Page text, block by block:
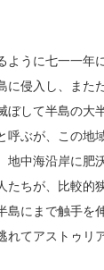
ように七一一年
に侵入し、また
ぼして半島の大
呼ぶが、この地
地中海沿岸に肥
たちが、比較的
島にまで触手を
れてアストゥリ